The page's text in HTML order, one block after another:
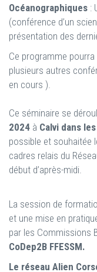
Océanographiques :
(conférence d’un
présentation des
Ce programme
plusieurs autres
en cours ).
Ce séminaire se
2024 à Calvi dans
possible et souhaitée
cadres relais du
début d’après-midi.
La session de
et une mise en
par les Commissions
CoDep2B FFESSM.
Le réseau Alien